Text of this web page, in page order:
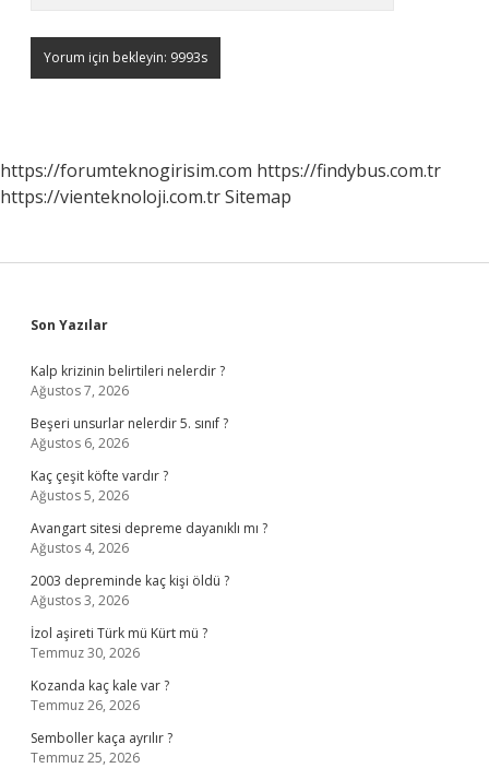
https://forumteknogirisim.com https://findybus.com.tr
https://vienteknoloji.com.trSitemap
Sidebar
Son Yazılar
Kalp krizinin belirtileri nelerdir ?
Ağustos 7, 2026
Beşeri unsurlar nelerdir 5. sınıf ?
Ağustos 6, 2026
Kaç çeşit köfte vardır ?
Ağustos 5, 2026
Avangart sitesi depreme dayanıklı mı ?
Ağustos 4, 2026
2003 depreminde kaç kişi öldü ?
Ağustos 3, 2026
İzol aşireti Türk mü Kürt mü ?
Temmuz 30, 2026
Kozanda kaç kale var ?
Temmuz 26, 2026
Semboller kaça ayrılır ?
Temmuz 25, 2026